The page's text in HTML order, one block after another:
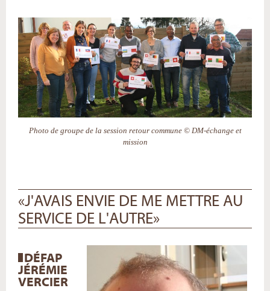
Photo de groupe de la session retour commune © DM-échange et
mission
«J'AVAIS ENVIE DE ME METTRE AU
SERVICE DE L'AUTRE»
DÉFAP
JÉRÉMIE
VERCIER